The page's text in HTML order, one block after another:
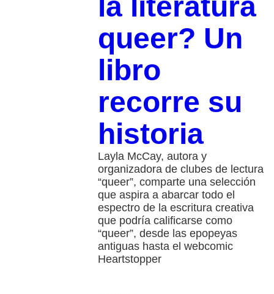
queer? Un
libro
recorre su
historia
Layla McCay, autora y
organizadora de clubes de lectura
“queer”, comparte una selección
que aspira a abarcar todo el
espectro de la escritura creativa
que podría calificarse como
“queer”, desde las epopeyas
antiguas hasta el webcomic
Heartstopper